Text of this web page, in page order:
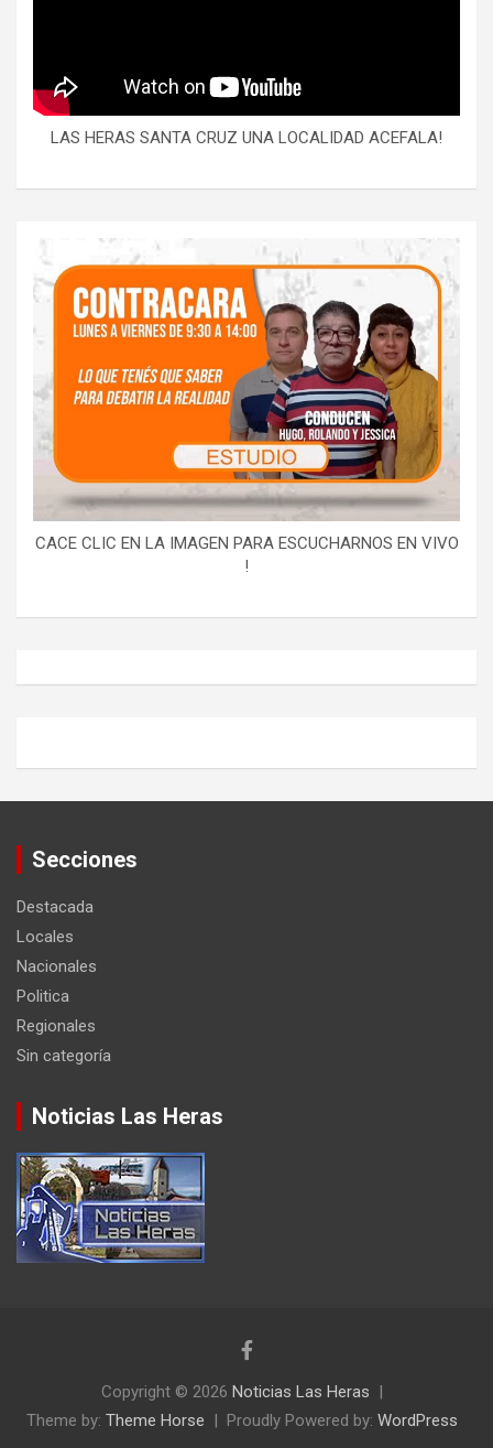
LAS HERAS SANTA CRUZ UNA LOCALIDAD ACEFALA!
CACE CLIC EN LA IMAGEN PARA ESCUCHARNOS EN VIVO
!
Secciones
Destacada
Locales
Nacionales
Politica
Regionales
Sin categoría
Noticias Las Heras
Copyright © 2026 Noticias Las Heras
Theme by: Theme Horse Proudly Powered by: WordPress